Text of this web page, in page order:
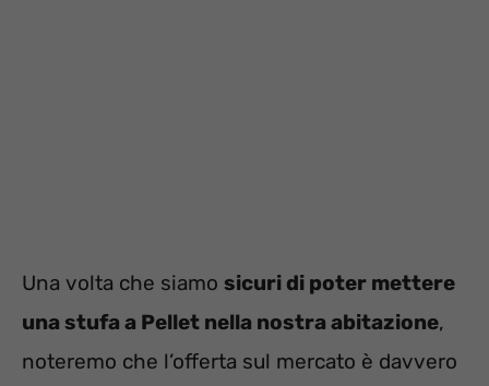
Una volta che siamo sicuri di poter mettere
una stufa a Pellet nella nostra abitazione,
noteremo che l’offerta sul mercato è davvero